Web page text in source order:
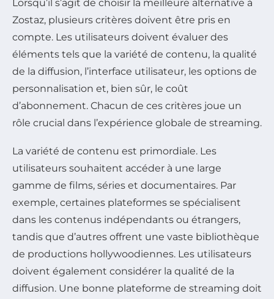
Lorsqu’il s’agit de choisir la meilleure alternative à
Zostaz, plusieurs critères doivent être pris en
compte. Les utilisateurs doivent évaluer des
éléments tels que la variété de contenu, la qualité
de la diffusion, l’interface utilisateur, les options de
personnalisation et, bien sûr, le coût
d’abonnement. Chacun de ces critères joue un
rôle crucial dans l’expérience globale de streaming.
La variété de contenu est primordiale. Les
utilisateurs souhaitent accéder à une large
gamme de films, séries et documentaires. Par
exemple, certaines plateformes se spécialisent
dans les contenus indépendants ou étrangers,
tandis que d’autres offrent une vaste bibliothèque
de productions hollywoodiennes. Les utilisateurs
doivent également considérer la qualité de la
diffusion. Une bonne plateforme de streaming doit